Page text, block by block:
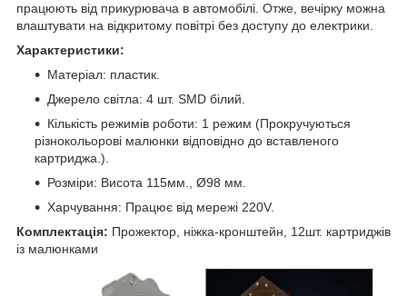
працюють від прикурювача в автомобілі. Отже, вечірку можна
влаштувати на відкритому повітрі без доступу до електрики.
Характеристики:
Матеріал: пластик.
Джерело світла: 4 шт. SMD білий.
Кількість режимів роботи: 1 режим (Прокручуються
різнокольорові малюнки відповідно до вставленого
картриджа.).
Розміри: Висота 115мм., Ø98 мм.
Харчування: Працює від мережі 220V.
Комплектація: Прожектор, ніжка-кронштейн, 12шт. картриджів
із малюнками